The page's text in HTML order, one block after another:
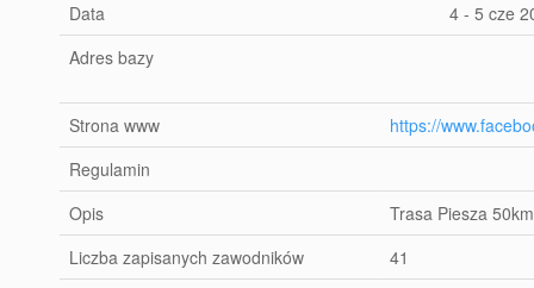
Data
4 - 5 cze
Adres bazy
Strona www
https://
Regulamin
Opis
Trasa Piesza
Liczba zapisanych zawodników
41